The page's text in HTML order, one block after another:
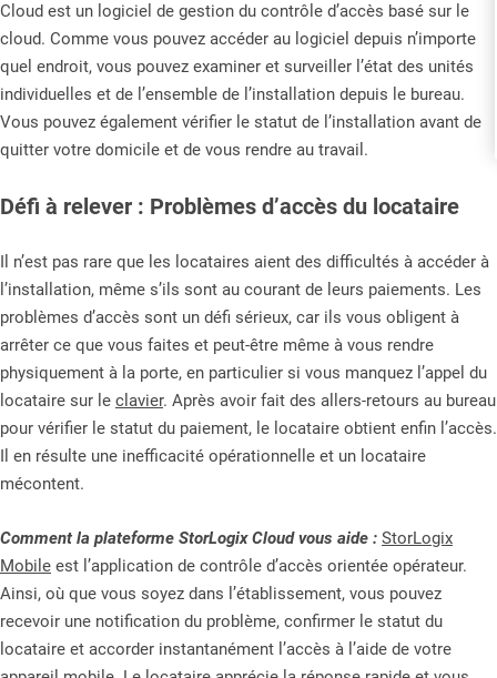
Cloud est un logiciel de gestion du contrôle d’accès basé sur le
cloud. Comme vous pouvez accéder au logiciel depuis n’importe
quel endroit, vous pouvez examiner et surveiller l’état des unités
individuelles et de l’ensemble de l’installation depuis le bureau.
Vous pouvez également vérifier le statut de l’installation avant de
quitter votre domicile et de vous rendre au travail.
Défi à relever : Problèmes d’accès du locataire
Il n’est pas rare que les locataires aient des difficultés à accéder à
l’installation, même s’ils sont au courant de leurs paiements. Les
problèmes d’accès sont un défi sérieux, car ils vous obligent à
arrêter ce que vous faites et peut-être même à vous rendre
physiquement à la porte, en particulier si vous manquez l’appel du
locataire sur le clavier. Après avoir fait des allers-retours au bureau
pour vérifier le statut du paiement, le locataire obtient enfin l’accès.
Il en résulte une inefficacité opérationnelle et un locataire
mécontent.
Comment la plateforme StorLogix Cloud vous aide : StorLogix
Mobile est l’application de contrôle d’accès orientée opérateur.
Ainsi, où que vous soyez dans l’établissement, vous pouvez
recevoir une notification du problème, confirmer le statut du
locataire et accorder instantanément l’accès à l’aide de votre